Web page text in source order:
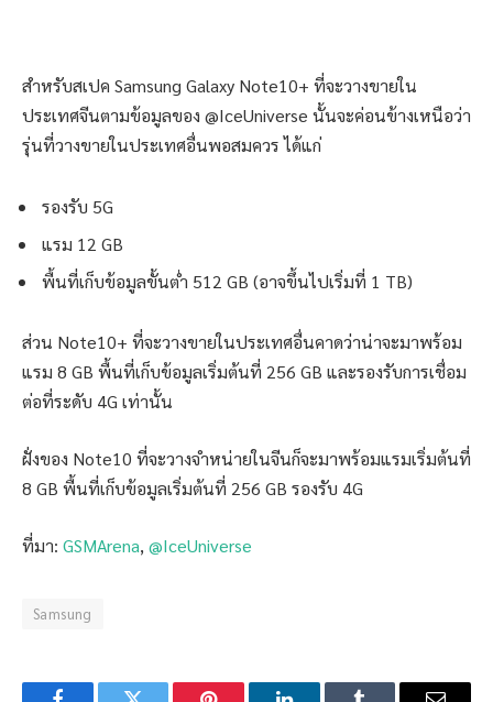
สำหรับสเปค Samsung Galaxy Note10+ ที่จะวางขายใน
ประเทศจีนตามข้อมูลของ @IceUniverse นั้นจะค่อนข้างเหนือว่า
รุ่นที่วางขายในประเทศอื่นพอสมควร ได้แก่
รองรับ 5G
แรม 12 GB
พื้นที่เก็บข้อมูลขั้นต่ำ 512 GB (อาจขึ้นไปเริ่มที่ 1 TB)
ส่วน Note10+ ที่จะวางขายในประเทศอื่นคาดว่าน่าจะมาพร้อม
แรม 8 GB พื้นที่เก็บข้อมูลเริ่มต้นที่ 256 GB และรองรับการเชื่อม
ต่อที่ระดับ 4G เท่านั้น
ฝั่งของ Note10 ที่จะวางจำหน่ายในจีนก็จะมาพร้อมแรมเริ่มต้นที่
8 GB พื้นที่เก็บข้อมูลเริ่มต้นที่ 256 GB รองรับ 4G
ที่มา: GSMArena, @IceUniverse
Samsung